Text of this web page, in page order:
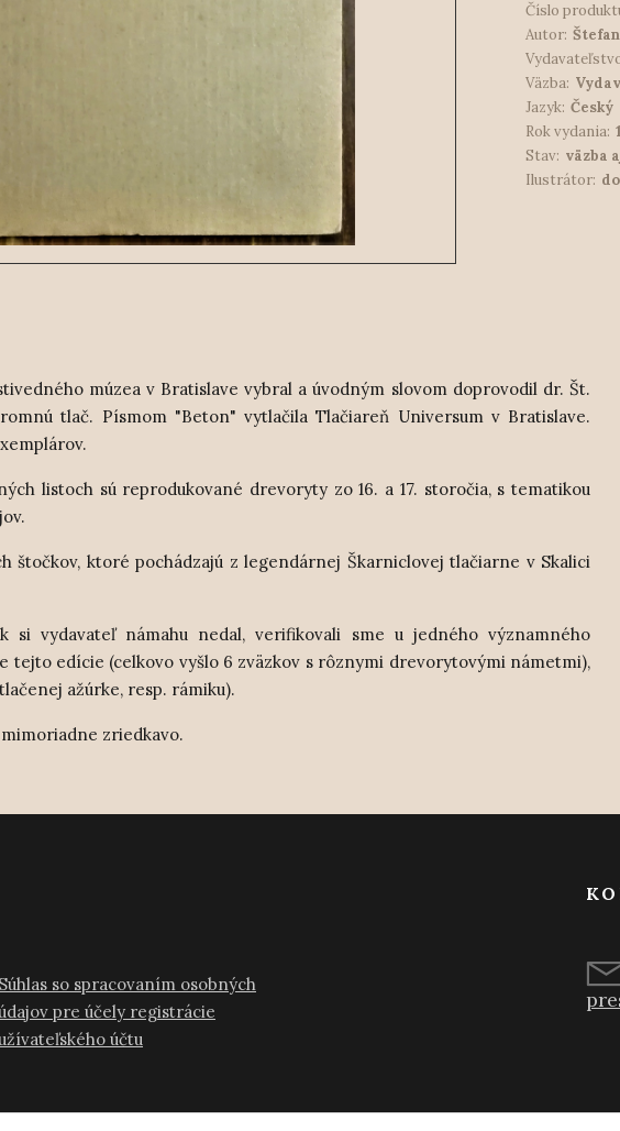
Číslo
Autor:
Väzba:
Jazyk: Český
Rok vydania:
Stav: väzba
Ilustrátor:
múzea v Bratislave vybral a úvodným slovom doprovodil dr. Št.
tlač. Písmom "Beton" vytlačila Tlačiareň Universum v Bratislave.
listoch sú reprodukované drevoryty zo 16. a 17. storočia, s tematikou
štočkov, ktoré pochádzajú z legendárnej Škarniclovej tlačiarne v Skalici
si vydavateľ námahu nedal, verifikovali sme u jedného významného
tejto edície (celkovo vyšlo 6 zväzkov s rôznymi drevorytovými námetmi),
ažúrke, resp. rámiku).
zriedkavo.
Súhlas so spracovaním osobných
pre účely registrácie
účtu